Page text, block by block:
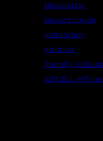
Newsletter
Bewertungen
Instagram
Kontakt
Shopify-Collabs
ADCELL